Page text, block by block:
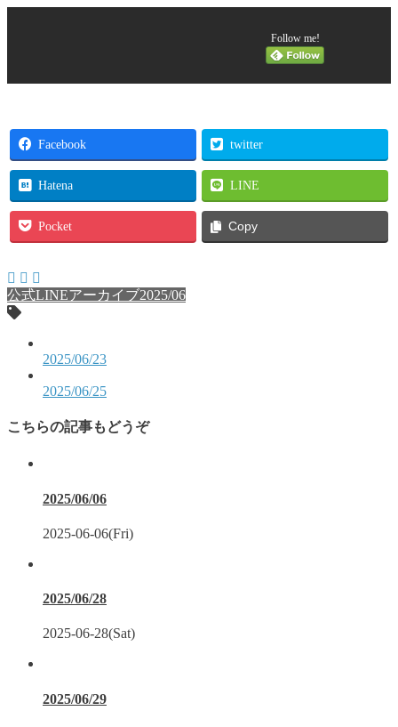
Follow me!
Facebook twitter
Hatena LINE
Pocket Copy
公式LINEアーカイブ2025/06
2025/06/23
2025/06/25
こちらの記事もどうぞ
2025/06/06
2025-06-06(Fri)
2025/06/28
2025-06-28(Sat)
2025/06/29